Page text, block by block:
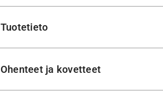
Tuotetieto
Ohenteet ja kovetteet